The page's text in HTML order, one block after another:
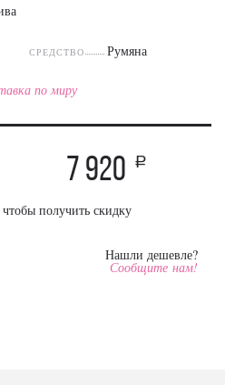
СРЕДСТВО Румяна
по миру
7 920 a
чтобы получить скидку
Нашли дешевле?
Сообщите нам!